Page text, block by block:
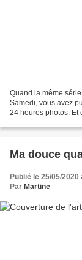
Quand la même
Samedi, vous avez
24 heures photos. Et
Ma douce
Publié le 25/05/2020
Par Martine